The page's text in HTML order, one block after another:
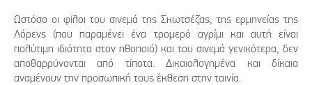
Ωστόσο οι φίλοι του σινεμά της Σκωτσέζας, της ερμηνείας της
Λόρενς (που παραμένει ένα τρομερό αγρίμι και αυτή είναι
πολύτιμη ιδιότητα στον ηθοποιό) και του σινεμά γενικότερα, δεν
αποθαρρύνονται από τίποτα. Δικαιολογημένα και δίκαια
αναμένουν την προσωπική τους έκθεση στην ταινία.